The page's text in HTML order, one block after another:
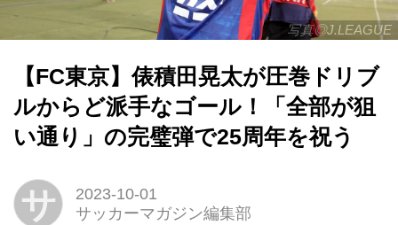
写真◎J.LEAGUE
【FC東京】俵積田晃太が圧巻ドリブ
ルからど派手なゴール！「全部が狙
い通り」の完璧弾で25周年を祝う
サ
2023-10-01
サッカーマガジン編集部